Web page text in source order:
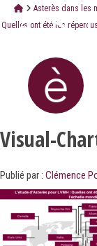
Asterès dans les
Quelles ont été les
Visual-
Publié par : Clémence